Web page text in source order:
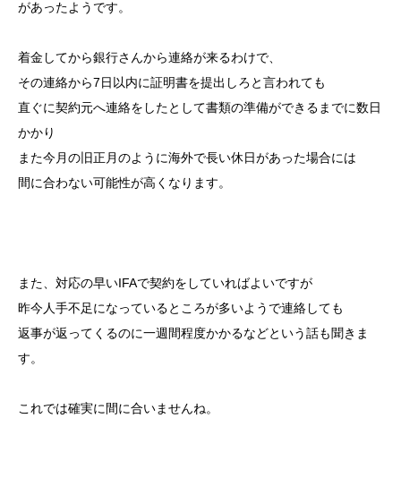
があったようです。
着金してから銀行さんから連絡が来るわけで、
その連絡から7日以内に証明書を提出しろと言われても
直ぐに契約元へ連絡をしたとして書類の準備ができるまでに数日
かかり
また今月の旧正月のように海外で長い休日があった場合には
間に合わない可能性が高くなります。
また、対応の早いIFAで契約をしていればよいですが
昨今人手不足になっているところが多いようで連絡しても
返事が返ってくるのに一週間程度かかるなどという話も聞きま
す。
これでは確実に間に合いませんね。